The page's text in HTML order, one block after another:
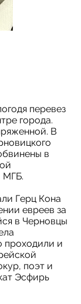
перевез
города.
В
в
МГБ.
Герц Кона
евреев за
в Черновцы
проходили и
поэт и
Эсфирь